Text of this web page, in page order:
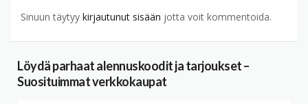
Sinuun täytyy kirjautunut sisään jotta voit kommentoida.
Löydä parhaat alennuskoodit ja tarjoukset –
Suosituimmat verkkokaupat